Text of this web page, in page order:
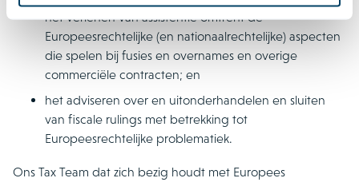
het verlenen van assistentie omtrent de
Europeesrechtelijke (en nationaalrechtelijke) aspecten
die spelen bij fusies en overnames en overige
commerciële contracten; en
het adviseren over en uitonderhandelen en sluiten
van fiscale rulings met betrekking tot
Europeesrechtelijke problematiek.
Ons Tax Team dat zich bezig houdt met Europees